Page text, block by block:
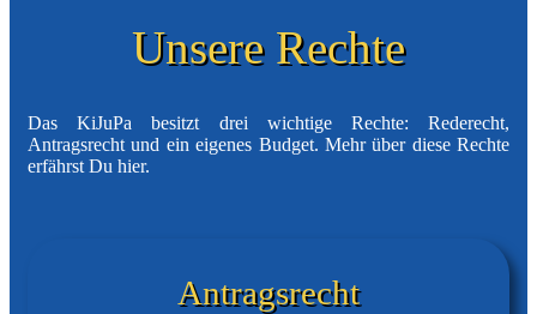
Unsere Rechte
Das KiJuPa besitzt drei wichtige Rechte: Rederecht,
Antragsrecht und ein eigenes Budget. Mehr über diese Rechte
erfährst Du hier.
Antragsrecht